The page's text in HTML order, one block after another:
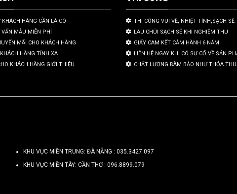
HÀNG CẦN LÀ CÓ
VẤN MẪU MIỄN PHÍ
MÃI CHO KHÁCH HÀNG
HÀNG TỈNH XA
KHÁCH HÀNG GIỚI THIỆU
THI CÔNG VUI VẼ, NHIỆT TÌNH,SẠCH SẼ
LAU CHÙI SẠCH SẼ KHI NGHIỆM THU
GIẤY CAM KẾT CẢM HÀNH 6 NĂM
LIÊN HỆ NGAY KHI CÓ SỰ CỐ VỀ SẢN
CHẤT LƯỢNG ĐÀM BẢO NHƯ THỎA
KHU VỰC MIỀN TRUNG: ĐÀ NẴNG : 035.3427.097
KHU VỰC MIỀN TÂY: CẦN THƠ : 096.8899.079